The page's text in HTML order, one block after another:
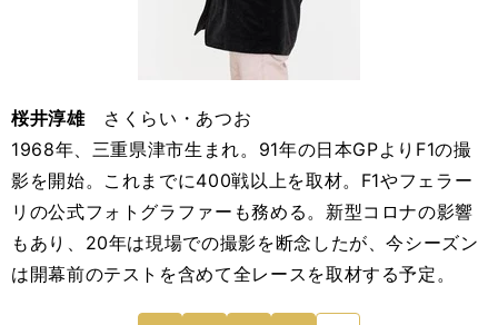
桜井淳雄さくらい・あつお
1968年、三重県津市生まれ。91年の日本GPよりF1の撮
影を開始。これまでに400戦以上を取材。F1やフェラー
リの公式フォトグラファーも務める。新型コロナの影響
もあり、20年は現場での撮影を断念したが、今シーズン
は開幕前のテストを含めて全レースを取材する予定。